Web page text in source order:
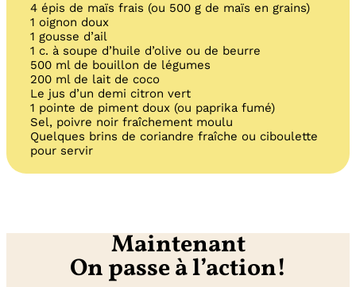
4 épis de maïs frais (ou 500 g de maïs en grains)
1 oignon doux
1 gousse d’ail
1 c. à soupe d’huile d’olive ou de beurre
500 ml de bouillon de légumes
200 ml de lait de coco
Le jus d’un demi citron vert
1 pointe de piment doux (ou paprika fumé)
Sel, poivre noir fraîchement moulu
Quelques brins de coriandre fraîche ou ciboulette
pour servir
Maintenant
On passe à l’action!